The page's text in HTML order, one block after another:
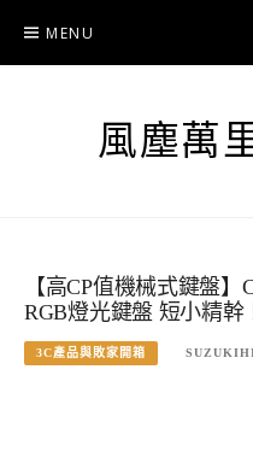
content
MENU
風塵萬
【高CP值機械式鍵盤】
RGB燈光鍵盤 短小精幹
3C產品與敗家開箱